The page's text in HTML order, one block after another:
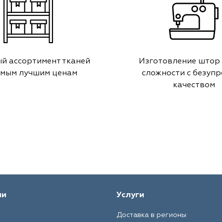
ассортимент тканей
лучшим ценам
Изготовление
сложности с
качеством
Услуги
Доставка в регионы